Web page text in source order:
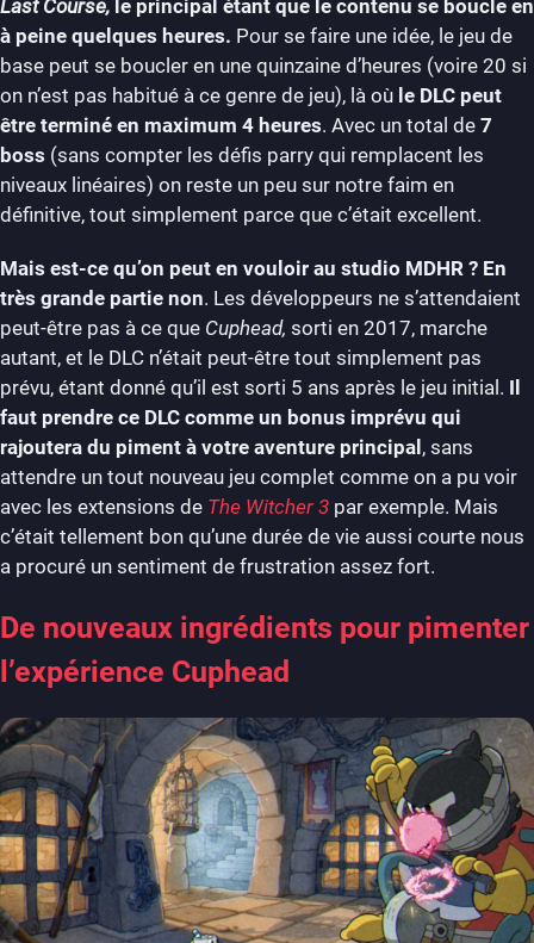
Last Course, le principal étant que le contenu se boucle en
à peine quelques heures. Pour se faire une idée, le jeu de
base peut se boucler en une quinzaine d’heures (voire 20 si
on n’est pas habitué à ce genre de jeu), là où le DLC peut
être terminé en maximum 4 heures. Avec un total de 7
boss (sans compter les défis parry qui remplacent les
niveaux linéaires) on reste un peu sur notre faim en
définitive, tout simplement parce que c’était excellent.
Mais est-ce qu’on peut en vouloir au studio MDHR ? En
très grande partie non. Les développeurs ne s’attendaient
peut-être pas à ce que Cuphead, sorti en 2017, marche
autant, et le DLC n’était peut-être tout simplement pas
prévu, étant donné qu’il est sorti 5 ans après le jeu initial. Il
faut prendre ce DLC comme un bonus imprévu qui
rajoutera du piment à votre aventure principal, sans
attendre un tout nouveau jeu complet comme on a pu voir
avec les extensions de The Witcher 3 par exemple. Mais
c’était tellement bon qu’une durée de vie aussi courte nous
a procuré un sentiment de frustration assez fort.
De nouveaux ingrédients pour pimenter
l’expérience Cuphead